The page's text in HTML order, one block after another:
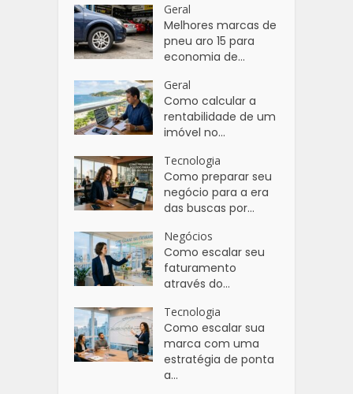
Geral
Melhores marcas de
pneu aro 15 para
economia de...
Geral
Como calcular a
rentabilidade de um
imóvel no...
Tecnologia
Como preparar seu
negócio para a era
das buscas por...
Negócios
Como escalar seu
faturamento
através do...
Tecnologia
Como escalar sua
marca com uma
estratégia de ponta
a...